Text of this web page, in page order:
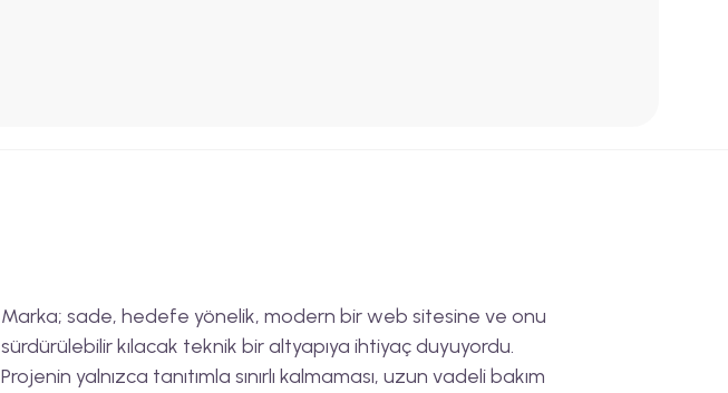
Marka; sade, hedefe yönelik, modern bir web sitesine ve onu
sürdürülebilir kılacak teknik bir altyapıya ihtiyaç duyuyordu.
Projenin yalnızca tanıtımla sınırlı kalmaması, uzun vadeli bakım